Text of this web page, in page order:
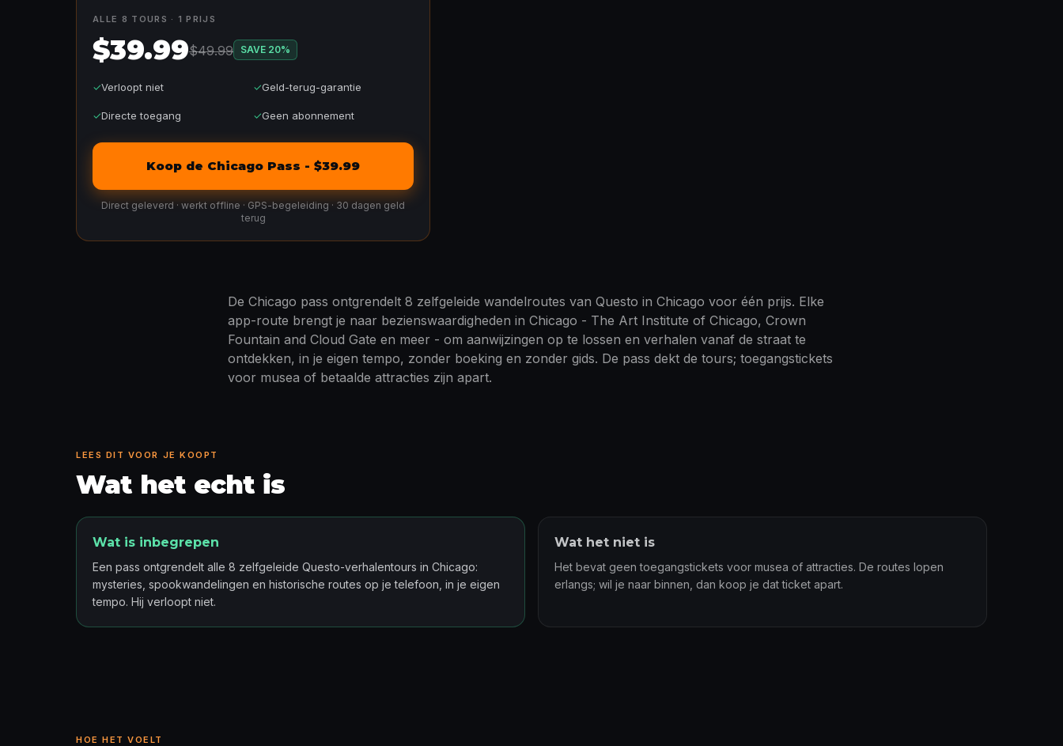
ALLE 8 TOURS · 1 PRIJS
$39.99$49.99 SAVE 20%
✓Verloopt niet ✓Geld-terug-garantie
✓Directe toegang ✓Geen abonnement
Koop de Chicago Pass - $39.99
Direct geleverd · werkt offline · GPS-begeleiding · 30 dagen geld
terug
De Chicago pass ontgrendelt 8 zelfgeleide wandelroutes van Questo in Chicago voor één prijs. Elke
app-route brengt je naar bezienswaardigheden in Chicago - The Art Institute of Chicago, Crown
Fountain and Cloud Gate en meer - om aanwijzingen op te lossen en verhalen vanaf de straat te
ontdekken, in je eigen tempo, zonder boeking en zonder gids. De pass dekt de tours; toegangstickets
voor musea of betaalde attracties zijn apart.
LEES DIT VOOR JE KOOPT
Wat het echt is
Wat is inbegrepen
Een pass ontgrendelt alle 8 zelfgeleide Questo-verhalentours in Chicago:
mysteries, spookwandelingen en historische routes op je telefoon, in je eigen
tempo. Hij verloopt niet.
Wat het niet is
Het bevat geen toegangstickets voor musea of attracties. De routes lopen
erlangs; wil je naar binnen, dan koop je dat ticket apart.
HOE HET VOELT